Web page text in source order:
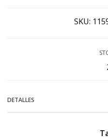
SKU:
DETALLES